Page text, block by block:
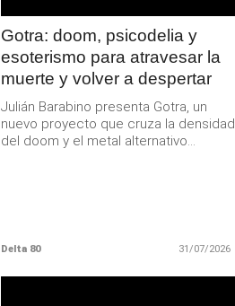
Gotra: doom, psicodelia y
esoterismo para atravesar la
muerte y volver a despertar
Julián Barabino presenta Gotra, un
nuevo proyecto que cruza la densidad
del doom y el metal alternativo...
Delta 80 31/07/2026